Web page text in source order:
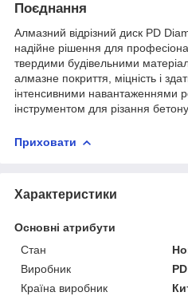
Поєднання
Алмазний відрізний диск PD
надійне рішення для
твердими будівельними
алмазне покриття, міцність і
інтенсивними навантаженнями
інструментом для різання
Приховати
Характеристики
Основні атрибути
Стан
Виробник
PD
Країна виробник